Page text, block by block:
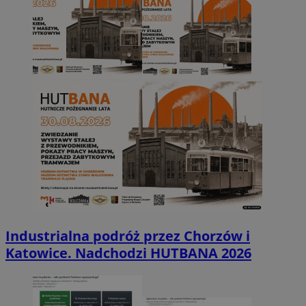
Industrialna podróż przez Chorzów i
Katowice. Nadchodzi HUTBANA 2026